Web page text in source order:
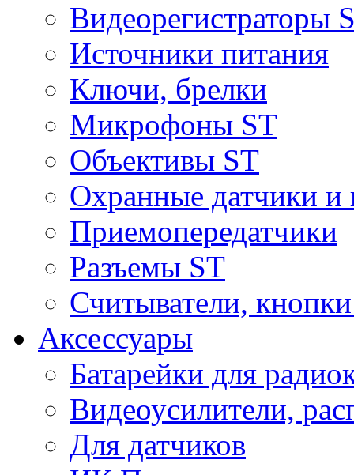
Видеорегистраторы
Источники питания
Ключи, брелки
Микрофоны ST
Объективы ST
Охранные датчики и
Приемопередатчики
Разъемы ST
Считыватели,
Аксессуары
Батарейки для
Видеоусилители,
Для датчиков